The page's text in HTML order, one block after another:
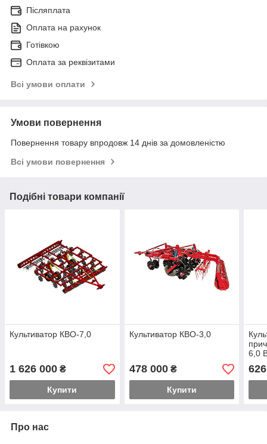
Післяплата
Оплата на рахунок
Готівкою
Оплата за реквізитами
Всі умови оплати
Умови повернення
Повернення товару впродовж 14 днів за домовленістю
Всі умови повернення
Подібні товари компанії
Культиватор КВО-7,0
1 626 000 ₴
Купити
Культиватор КВО-3,0
478 000₴
Купити
6,0
Про нас